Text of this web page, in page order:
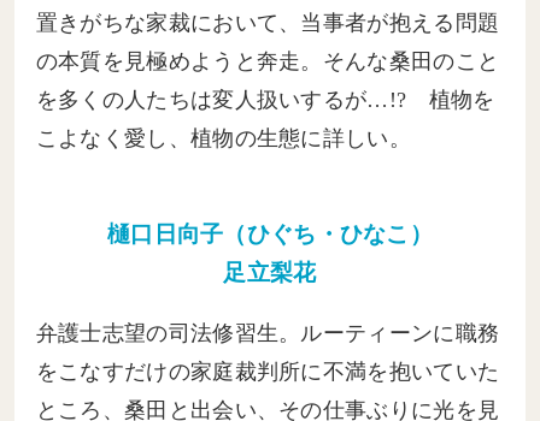
置きがちな家裁において、当事者が抱える問題
の本質を見極めようと奔走。そんな桑田のこと
を多くの人たちは変人扱いするが…!? 植物を
こよなく愛し、植物の生態に詳しい。
樋口日向子（ひぐち・ひなこ）
足立梨花
弁護士志望の司法修習生。ルーティーンに職務
をこなすだけの家庭裁判所に不満を抱いていた
ところ、桑田と出会い、その仕事ぶりに光を見